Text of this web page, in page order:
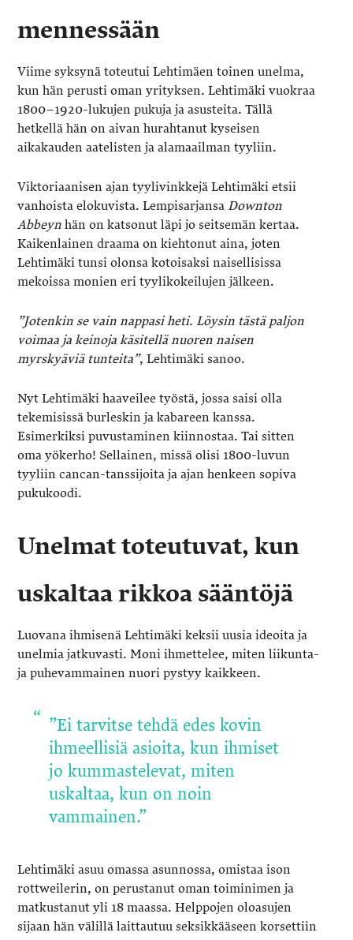
mennessään
Viime syksynä toteutui Lehtimäen toinen unelma,
kun hän perusti oman yrityksen. Lehtimäki vuokraa
1800–1920-lukujen pukuja ja asusteita. Tällä
hetkellä hän on aivan hurahtanut kyseisen
aikakauden aatelisten ja alamaailman tyyliin.
Viktoriaanisen ajan tyylivinkkejä Lehtimäki etsii
vanhoista elokuvista. Lempisarjansa Downton
Abbeyn hän on katsonut läpi jo seitsemän kertaa.
Kaikenlainen draama on kiehtonut aina, joten
Lehtimäki tunsi olonsa kotoisaksi naisellisissa
mekoissa monien eri tyylikokeilujen jälkeen.
”Jotenkin se vain nappasi heti. Löysin tästä paljon
voimaa ja keinoja käsitellä nuoren naisen
myrskyäviä tunteita”, Lehtimäki sanoo.
Nyt Lehtimäki haaveilee työstä, jossa saisi olla
tekemisissä burleskin ja kabareen kanssa.
Esimerkiksi puvustaminen kiinnostaa. Tai sitten
oma yökerho! Sellainen, missä olisi 1800-luvun
tyyliin cancan-tanssijoita ja ajan henkeen sopiva
pukukoodi.
Unelmat toteutuvat, kun
uskaltaa rikkoa sääntöjä
Luovana ihmisenä Lehtimäki keksii uusia ideoita ja
unelmia jatkuvasti. Moni ihmettelee, miten liikunta-
ja puhevammainen nuori pystyy kaikkeen.
”Ei tarvitse tehdä edes kovin
ihmeellisiä asioita, kun ihmiset
jo kummastelevat, miten
uskaltaa, kun on noin
vammainen.”
Lehtimäki asuu omassa asunnossa, omistaa ison
rottweilerin, on perustanut oman toiminimen ja
matkustanut yli 18 maassa. Helppojen oloasujen
sijaan hän välillä laittautuu seksikkääseen korsettiin